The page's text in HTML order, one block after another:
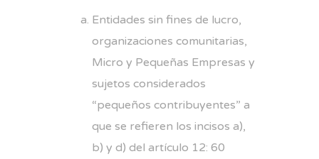
Entidades sin fines de lucro,
organizaciones comunitarias,
Micro y Pequeñas Empresas y
sujetos considerados
“pequeños contribuyentes” a
que se refieren los incisos a),
b) y d) del artículo 12: 60